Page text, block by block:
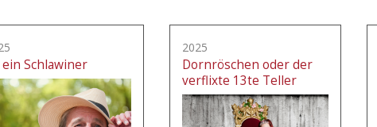
ein Schlawiner
2025
Dornröschen oder der
verflixte 13te Teller